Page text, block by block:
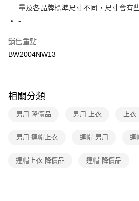
【「AFTEE先享後付」結帳流程】
１．於結帳方式選擇「AFTEE先享後付」後，
結帳頁面，進行簡訊認證並確認金額後，即可
３．收到繳費通知簡訊後14天內，點擊此簡訊
※ 請注意：結帳手續完成當下不需立刻繳費，
※ 交易是否成功請以「AFTEE先享後付 」之
是否繳費成功／繳費後需取消欲退款等相關疑
１．透過由恩沛科技股份有限公司提供之「
易，需依本服務之必要範圍內提供個人資料
２．關於個人資料處理事宜，請瀏覽以下網址：
宅配
免運費
量及各品牌標準尺寸不同，尺寸會有
-
銷售重點
BW2004NW13
相關分類
男用 降價品 男用 上衣 上
男用 連帽上衣 連帽 男用 連
連帽上衣 降價品 連帽 降價品